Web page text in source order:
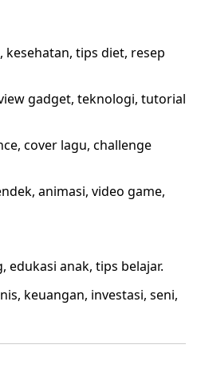
kesehatan, tips diet, resep
gadget, teknologi, tutorial
cover lagu, challenge
animasi, video game,
edukasi anak, tips belajar.
keuangan, investasi, seni,